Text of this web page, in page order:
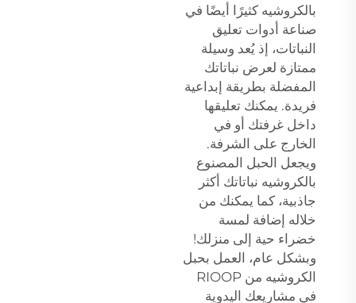
بالكروشيه كثيرًا أيضًا في
صناعة أدوات تعليق
النباتات، إذ يُعد وسيلة
ممتازة لعرض نباتاتك
المفضلة بطريقة إبداعية
فريدة. يمكنك تعليقها
داخل غرفتك أو في
الخارج على الشرفة.
ويجعل الحبل المصنوع
بالكروشيه نباتاتك أكثر
جاذبية، كما يمكنك من
خلاله إضافة لمسة
خضراء حية إلى منزلك!
وبشكل عام، العمل بحبل
الكروشيه من RIOOP
في مشاريعك اليدوية